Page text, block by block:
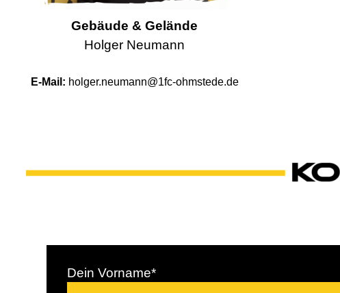
Gebäude & Gelände
Holger Neumann
E-Mail: holger.neumann@1fc-ohmstede.de
Dein Vorname*